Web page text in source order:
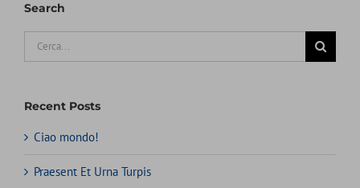
Search
Recent Posts
Ciao mondo!
Praesent Et Urna Turpis